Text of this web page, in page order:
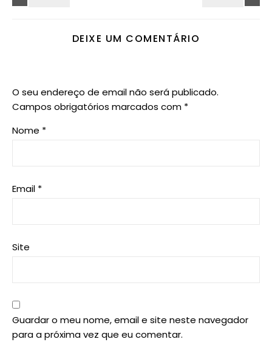
DEIXE UM COMENTÁRIO
O seu endereço de email não será publicado.
Campos obrigatórios marcados com *
Nome *
Email *
Site
Guardar o meu nome, email e site neste navegador
para a próxima vez que eu comentar.